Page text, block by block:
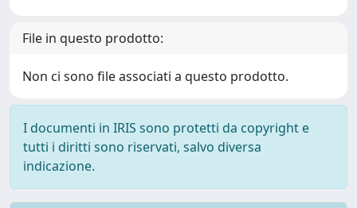
File in questo prodotto:
Non ci sono file associati a questo prodotto.
I documenti in IRIS sono protetti da copyright e
tutti i diritti sono riservati, salvo diversa
indicazione.